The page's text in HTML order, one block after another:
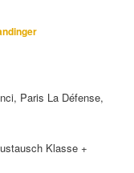
Paris La Défense,
Klasse +